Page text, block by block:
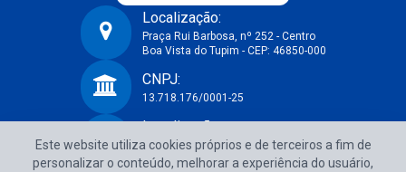
Prefeitura Municipal de Boa Vista do Tupim-BA
Localização:
Praça Rui Barbosa, nº 252 - Centro
Boa Vista do Tupim - CEP: 46850-000
CNPJ:
13.718.176/0001-25
Localização:
Praça Rui Barbosa, nº 252 - Centro
Boa Vista do Tupim - CEP: 46850-000
Este website utiliza cookies próprios e de terceiros a fim de
personalizar o conteúdo, melhorar a experiência do usuário,